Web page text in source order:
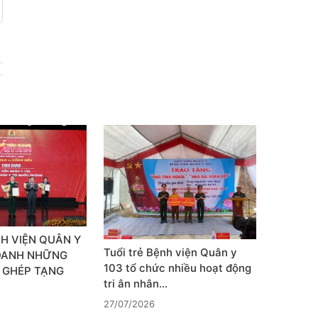
VIỆN QUÂN Y
NHỮNG
TẠNG
Tuổi trẻ Bệnh viện Quân y
103 tổ chức nhiều hoạt động
tri ân nhân…
27/07/2026